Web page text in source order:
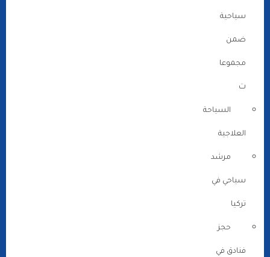
سياحية
ضمن
مجموعا
ت
السياحة
العلاجية
مرشد
سياحي في
تركيا
حجز
فنادق في